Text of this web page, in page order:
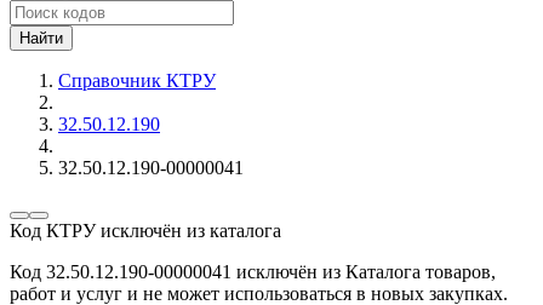
Найти
Справочник КТРУ
32.50.12.190
32.50.12.190-00000041
Код КТРУ исключён из каталога
Код 32.50.12.190-00000041 исключён из Каталога товаров,
работ и услуг и не может использоваться в новых закупках.